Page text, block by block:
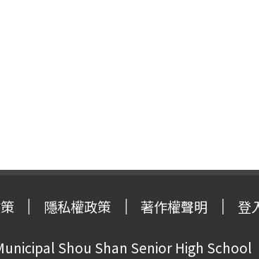
隱私權政策 著作權聲明 登
Shou Shan Senior High School